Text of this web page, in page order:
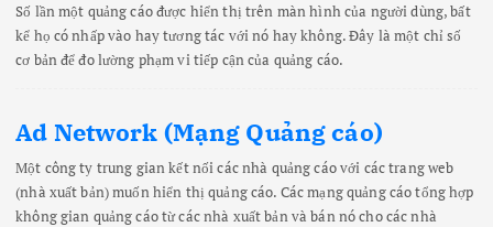
Số lần một quảng cáo được hiển thị trên màn hình của người dùng, bất
kể họ có nhấp vào hay tương tác với nó hay không. Đây là một chỉ số
cơ bản để đo lường phạm vi tiếp cận của quảng cáo.
Ad Network (Mạng Quảng cáo)
Một công ty trung gian kết nối các nhà quảng cáo với các trang web
(nhà xuất bản) muốn hiển thị quảng cáo. Các mạng quảng cáo tổng hợp
không gian quảng cáo từ các nhà xuất bản và bán nó cho các nhà